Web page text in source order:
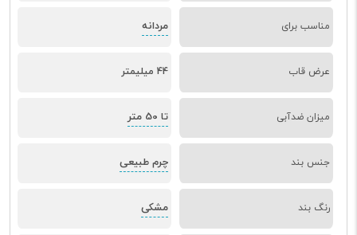
مناسب برای مردانه
عرض قاب 44 میلیمتر
میزان ضدآبی تا 50 متر
جنس بند چرم طبیعی
رنگ بند مشکی